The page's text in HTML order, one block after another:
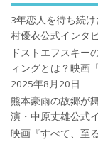
3年恋人を待ち続
村優衣公式インタ
ドストエフスキー
ィングとは？映画
2025年8月20日
熊本豪雨の故郷が
演・中原丈雄公式
映画『すべて、至